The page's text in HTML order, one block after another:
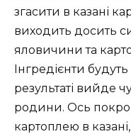
згасити в казані
виходить досить
яловичини та
Інгредієнти будуть
результаті вийде
родини. Ось
картоплею в